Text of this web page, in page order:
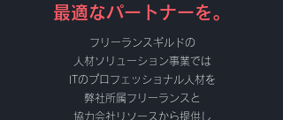
最適なパートナーを。
フリーランスギルドの
人材ソリューション事業では
ITのプロフェッショナル人材を
弊社所属フリーランスと
協力会社リソースから提供し